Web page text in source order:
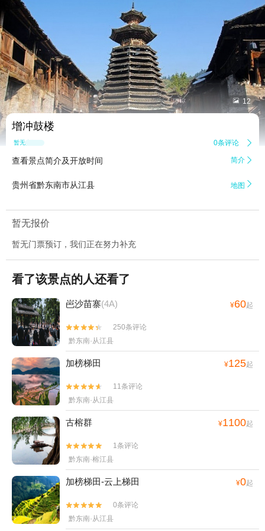
 12
增冲鼓楼
暂无点评 0条评论 
查看景点简介及开放时间 简介 
贵州省黔东南市从江县 地图 
暂无报价
暂无门票预订，我们正在努力补充
看了该景点的人还看了
岜沙苗寨(4A) ¥60起


250条评论
黔东南·从江县
加榜梯田 ¥125起


11条评论
黔东南·从江县
古榕群 ¥1100起


1条评论
黔东南·榕江县
加榜梯田-云上梯田 ¥0起


0条评论
黔东南·从江县
